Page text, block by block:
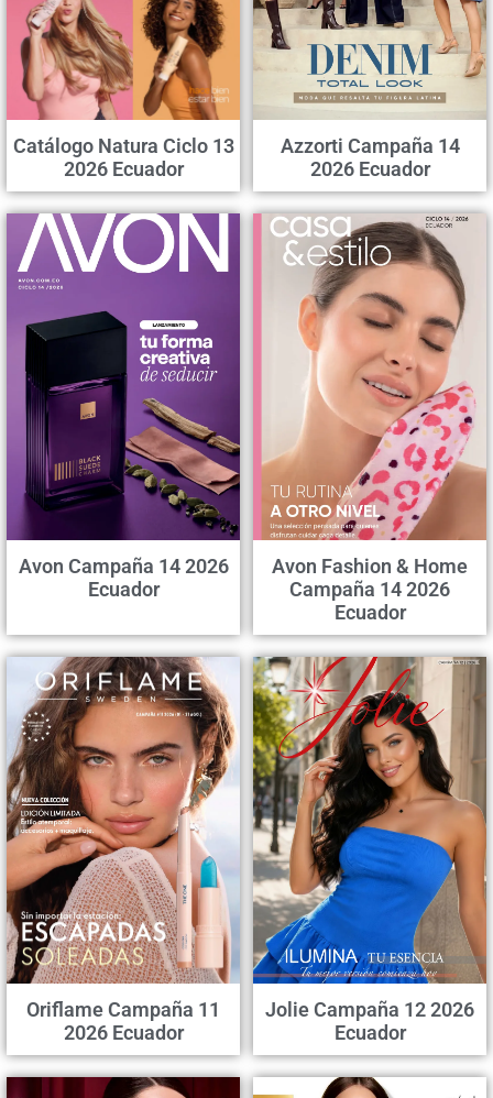
Catálogo Natura Ciclo 13
2026 Ecuador
Azzorti Campaña 14
2026 Ecuador
Avon Campaña 14 2026
Ecuador
Avon Fashion & Home
Campaña 14 2026
Ecuador
Oriflame Campaña 11
2026 Ecuador
Jolie Campaña 12 2026
Ecuador